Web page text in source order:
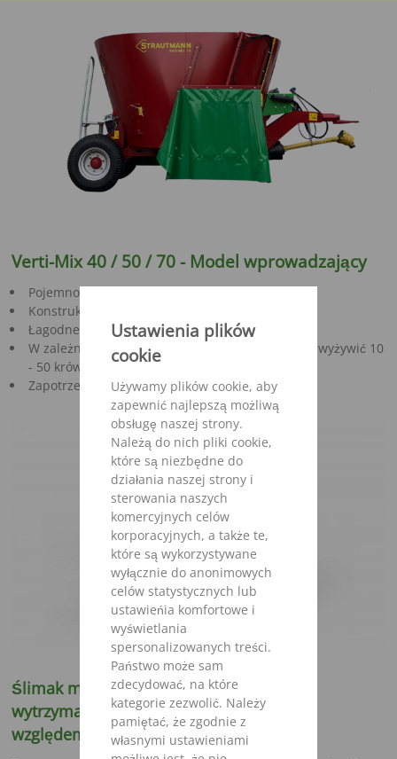
Ustawienia plików
cookie
Używamy plików cookie, aby
zapewnić najlepszą możliwą
obsługę naszej strony.
Należą do nich pliki cookie,
które są niezbędne do
działania naszej strony i
sterowania naszych
komercyjnych celów
korporacyjnych, a także te,
które są wykorzystywane
wyłącznie do anonimowych
celów statystycznych lub
ustawieńia komfortowe i
wyświetlania
spersonalizowanych treści.
Państwo może sam
zdecydować, na które
kategorie zezwolić. Należy
pamiętać, że zgodnie z
własnymi ustawieniami
Verti-Mix 40 / 50 / 70 - Model wprowadzający
Pojemność 4,0 - 7,0 m³
Konstrukcja odporna na zużycie
Łagodne mieszanie
W zależności do wypełnienia mieszalnika można wyżywić 10
- 50 krów
Zapotrzebowanie mocy od 24 KM (18 kW)
Ślimak mieszający IMS - zmienność i
wytrzymałość pod każdym
względem